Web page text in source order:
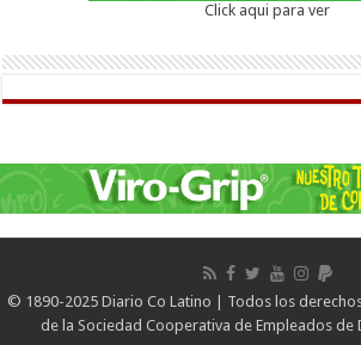
Click aqui para ver
© 1890-2025 Diario Co Latino | Todos los
de la Sociedad Cooperativa de Empleados de